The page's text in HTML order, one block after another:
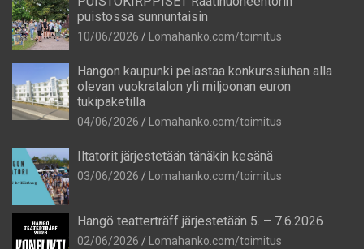
puistossa sunnuntaisin
10/06/2026 Lomahanko.com/toimitus
Hangon kaupunki pelastaa konkurssiuhan alla
olevan vuokratalon yli miljoonan euron
tukipaketilla
04/06/2026 Lomahanko.com/toimitus
Iltatorit järjestetään tänäkin kesänä
03/06/2026 Lomahanko.com/toimitus
Hangö teatterträff järjestetään 5. – 7.6.2026
02/06/2026 Lomahanko.com/toimitus